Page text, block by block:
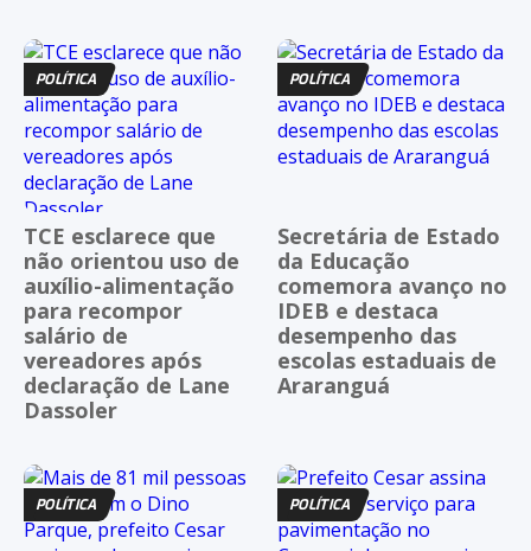
POLÍTICA
TCE esclarece que
não orientou uso de
auxílio-alimentação
para recompor
salário de
vereadores após
declaração de Lane
Dassoler
POLÍTICA
Secretária de Estado
da Educação
comemora avanço no
IDEB e destaca
desempenho das
escolas estaduais de
Araranguá
POLÍTICA POLÍTICA